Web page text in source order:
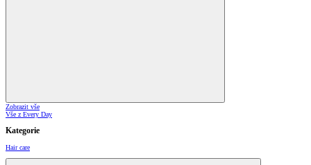
Zobrazit vše
Vše z Every Day
Kategorie
Hair care